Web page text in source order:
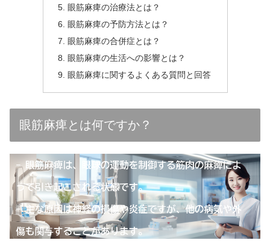
眼筋麻痺の治療法とは？
眼筋麻痺の予防方法とは？
眼筋麻痺の合併症とは？
眼筋麻痺の生活への影響とは？
眼筋麻痺に関するよくある質問と回答
眼筋麻痺とは何ですか？